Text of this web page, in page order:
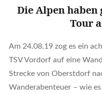
Die Alpen haben
Tour
Am 24.08.19 zog es ein
TSV Vordorf auf eine
Strecke von Oberstdorf
Wanderabenteuer – wie es